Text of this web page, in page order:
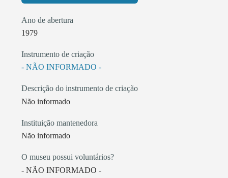
Ano de abertura
1979
Instrumento de criação
- NÃO INFORMADO -
Descrição do instrumento de criação
Não informado
Instituição mantenedora
Não informado
O museu possui voluntários?
- NÃO INFORMADO -